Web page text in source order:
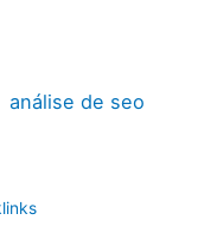
análise de seo